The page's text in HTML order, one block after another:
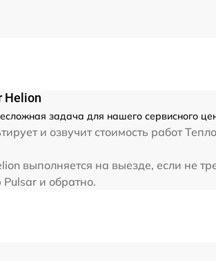
Helion
задача для нашего сервисного
и озвучит стоимость работ
выполняется на выезде, если не
и обратно.